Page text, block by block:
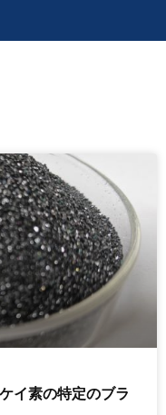
イ素の特定のブラ